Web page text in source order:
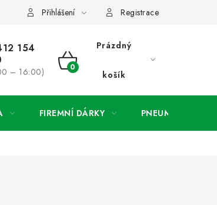
ochrany osobních údajů O společnosti a
Přihlášení Registrace
154
– 16:00)
NÁKUPNÍ
KOŠÍK
Prázdný
košík
FIREMNÍ DÁRKY PNEUMATIKY